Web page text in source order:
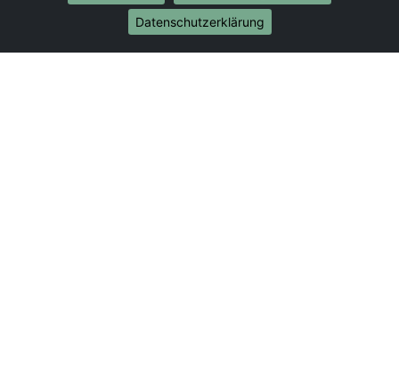
Umzug von Dresden nach Münster
Datenschutzerklärung